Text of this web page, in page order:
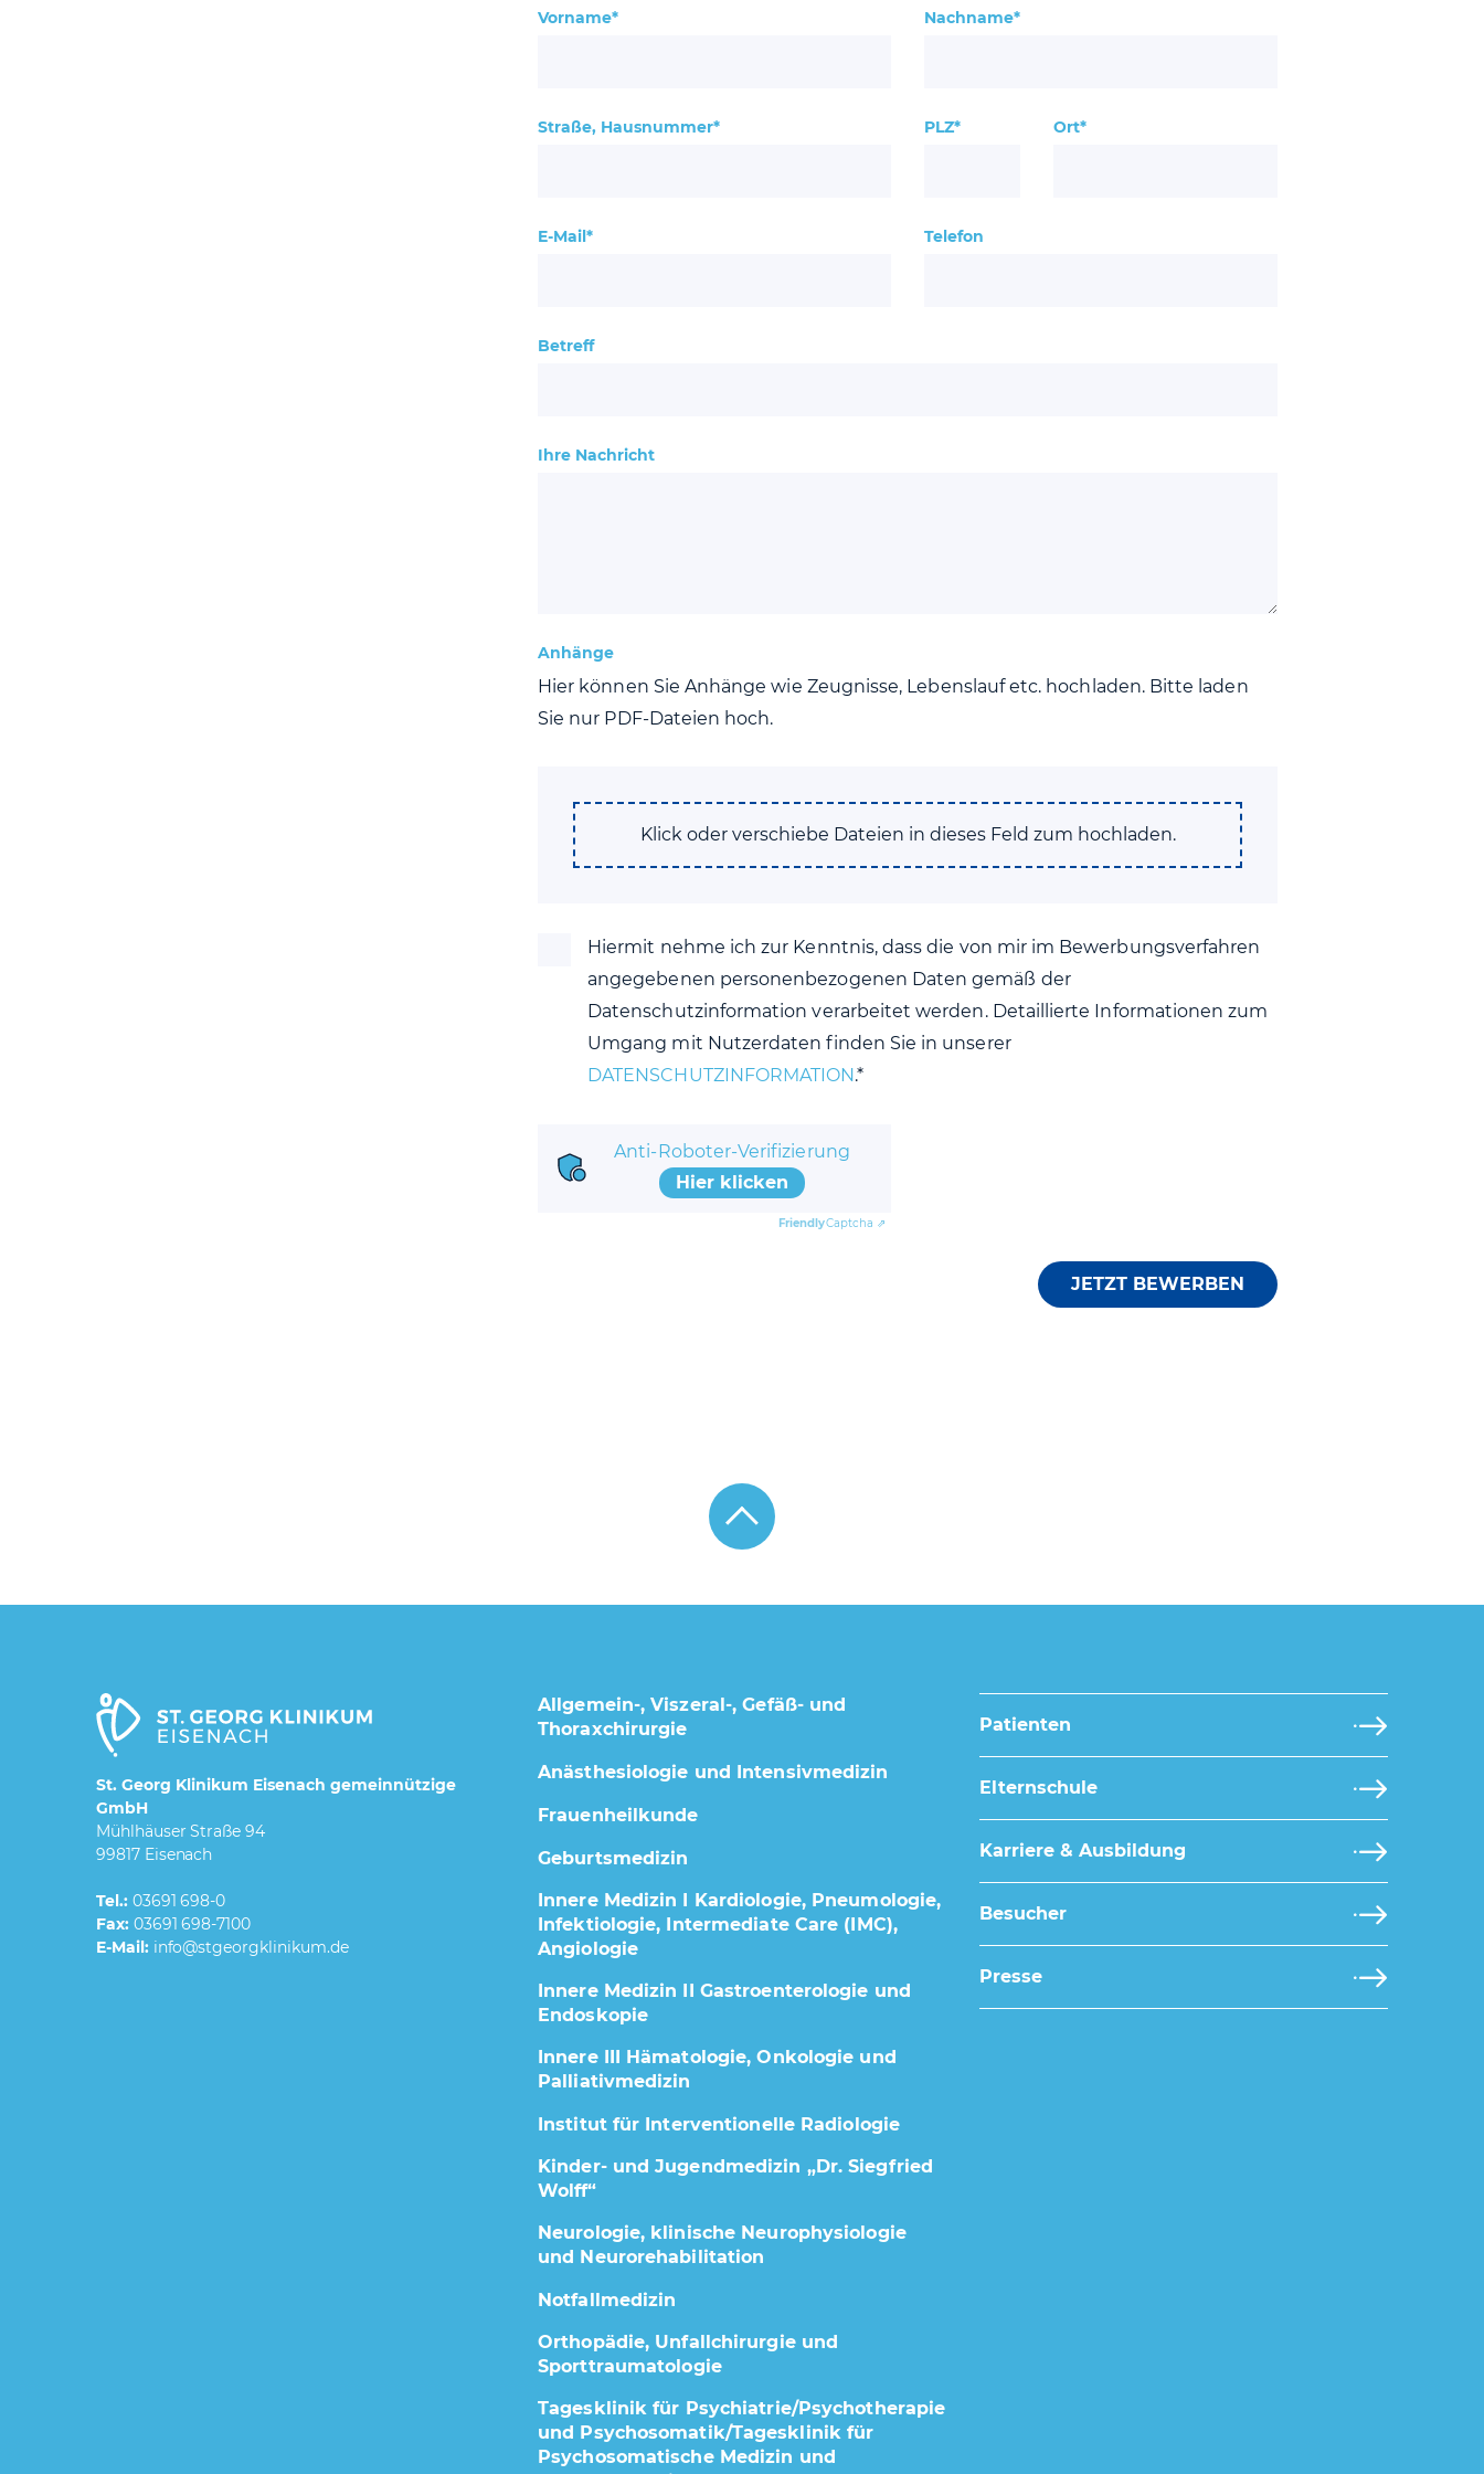
Vorname* Nachname*
Straße, Hausnummer* PLZ* Ort*
E-Mail* Telefon
Betreff
Ihre Nachricht
Anhänge
Hier können Sie Anhänge wie Zeugnisse, Lebenslauf etc. hochladen. Bitte laden
Sie nur PDF-Dateien hoch.
Klick oder verschiebe Dateien in dieses Feld zum hochladen.
Hiermit nehme ich zur Kenntnis, dass die von mir im Bewerbungsverfahren
angegebenen personenbezogenen Daten gemäß der
Datenschutzinformation verarbeitet werden. Detaillierte Informationen zum
Umgang mit Nutzerdaten finden Sie in unserer
DATENSCHUTZINFORMATION.*
Anti-Roboter-Verifizierung
Hier klicken
FriendlyCaptcha ⇗
St. Georg Klinikum Eisenach gemeinnützige
GmbH
Mühlhäuser Straße 94
99817 Eisenach
Tel.:03691 698-0
Fax:03691 698-7100
E-Mail:
Allgemein-, Viszeral-, Gefäß- und
Thoraxchirurgie
Anästhesiologie und Intensivmedizin
Frauenheilkunde
Geburtsmedizin
Innere Medizin I Kardiologie, Pneumologie,
Infektiologie, Intermediate Care (IMC),
Angiologie
Innere Medizin II Gastroenterologie und
Endoskopie
Innere III Hämatologie, Onkologie und
Palliativmedizin
Institut für Interventionelle Radiologie
Kinder- und Jugendmedizin „Dr. Siegfried
Wolff“
Neurologie, klinische Neurophysiologie
und Neurorehabilitation
Notfallmedizin
Orthopädie, Unfallchirurgie und
Sporttraumatologie
Tagesklinik für Psychiatrie/Psychotherapie
und Psychosomatik/Tagesklinik für
Psychosomatische Medizin und
Patienten
Elternschule
Karriere & Ausbildung
Besucher
Presse